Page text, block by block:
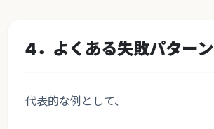
4．よくある失敗パターン
代表的な例として、